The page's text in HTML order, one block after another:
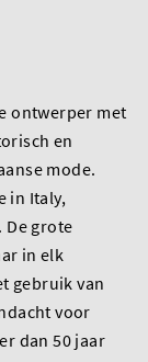
ontwerper met
en
mode.
in Italy,
grote
in elk
gebruik van
voor
dan 50 jaar